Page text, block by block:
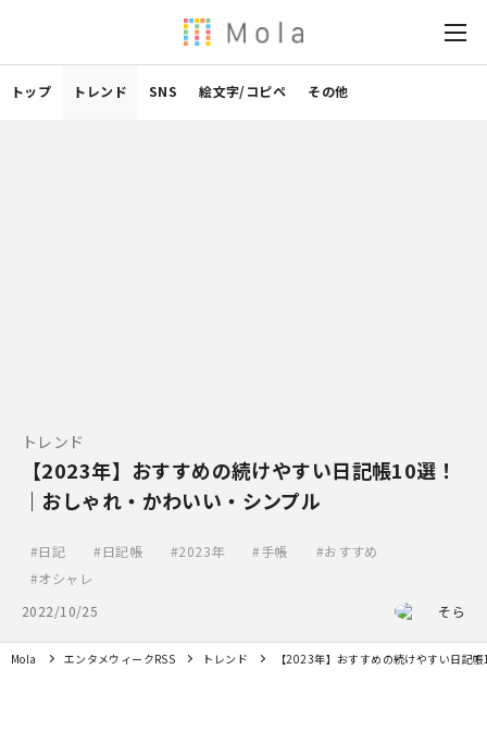
トップ トレンド SNS 絵文字/コピペ その他
トレンド
【2023年】おすすめの続けやすい日記帳10選！
｜おしゃれ・かわいい・シンプル
日記 日記帳 2023年 手帳
おすすめ
オシャレ
2022/10/25
そら
Mola エンタメウィークRSS トレンド 【2023年】おすすめの続けやすい日記